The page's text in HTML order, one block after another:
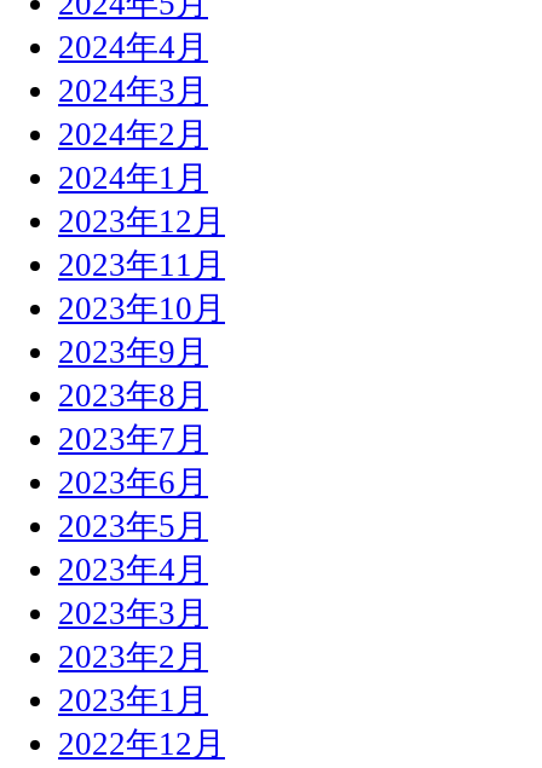
2024年4月
2024年3月
2024年2月
2024年1月
2023年12月
2023年11月
2023年10月
2023年9月
2023年8月
2023年7月
2023年6月
2023年5月
2023年4月
2023年3月
2023年2月
2023年1月
2022年12月